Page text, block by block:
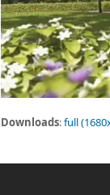
Downloads:full